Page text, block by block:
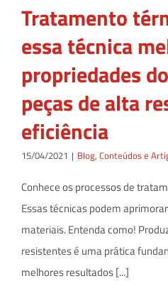
Tratamento
essa técnica
propriedades
peças de alta
eficiência
15/04/2021 | Blog, Conteúdos e
Conhece os processos de
Essas técnicas podem
materiais. Entenda como!
resistentes é uma prática
melhores resultados [...]